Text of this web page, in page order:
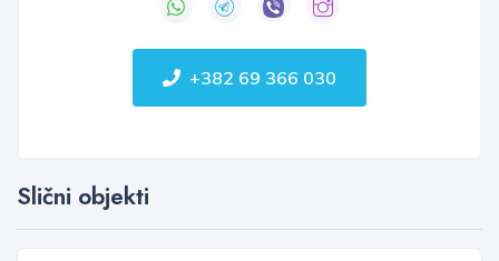
+382 69 366 030
Slični objekti